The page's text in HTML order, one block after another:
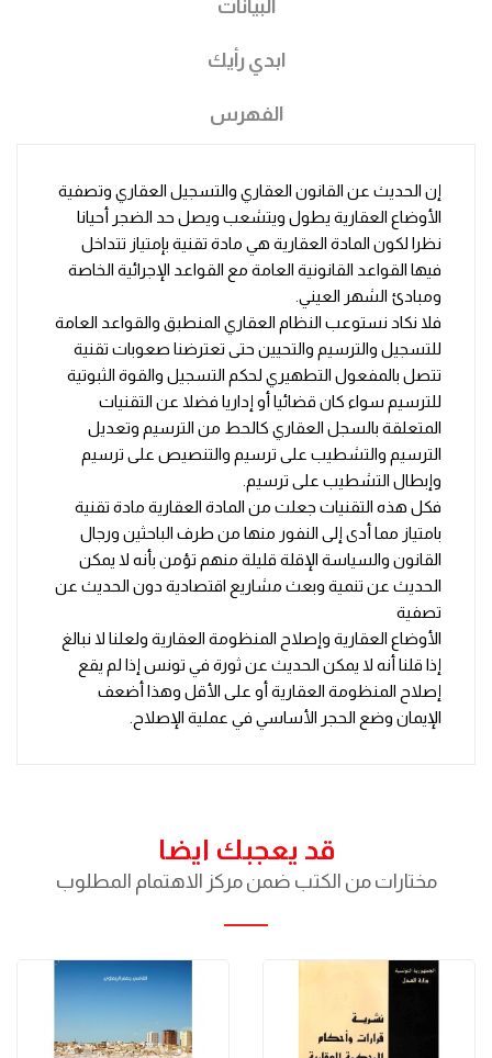
البيانات
ابدي رأيك
الفهرس
إن الحديث عن القانون العقاري والتسجيل العقاري وتصفية
الأوضاع العقارية يطول ويتشعب ويصل حد الضجر أحيانا
نظرا لكون المادة العقارية هي مادة تقنية بإمتياز تتداخل
فيها القواعد القانونية العامة مع القواعد الإجرائية الخاصة
ومبادئ الشهر العيني.
فلا نكاد نستوعب النظام العقاري المنطبق والقواعد العامة
للتسجيل والترسيم والتحيين حتى تعترضنا صعوبات تقنية
تتصل بالمفعول التطهيري لحكم التسجيل والقوة الثبوتية
للترسيم سواء كان قضائيا أو إداريا فضلا عن التقنيات
المتعلقة بالسجل العقاري كالحط من الترسيم وتعديل
الترسيم والتشطيب على ترسيم والتنصيص على ترسيم
وإبطال التشطيب على ترسيم.
فكل هذه التقنيات جعلت من المادة العقارية مادة تقنية
بامتياز مما أدى إلى النفور منها من طرف الباحثين ورجال
القانون والسياسة الإقلة قليلة منهم تؤمن بأنه لا يمكن
الحديث عن تنمية وبعث مشاريع اقتصادية دون الحديث عن
تصفية
الأوضاع العقارية وإصلاح المنظومة العقارية ولعلنا لا نبالغ
إذا قلنا أنه لا يمكن الحديث عن ثورة في تونس إذا لم يقع
إصلاح المنظومة العقارية أو على الأقل وهذا أضعف
الإيمان وضع الحجر الأساسي في عملية الإصلاح.
قد يعجبك ايضا
مختارات من الكتب ضمن مركز الاهتمام المطلوب